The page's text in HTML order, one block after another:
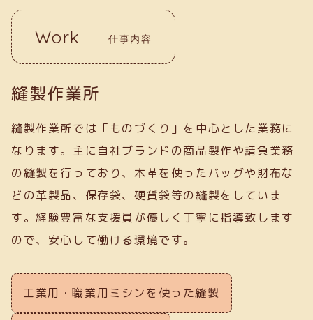
Work 仕事内容
縫製作業所
縫製作業所では「ものづくり」を中心とした業務に
なります。主に自社ブランドの商品製作や請負業務
の縫製を行っており、本革を使ったバッグや財布な
どの革製品、保存袋、硬貨袋等の縫製をしていま
す。経験豊富な支援員が優しく丁寧に指導致します
ので、安心して働ける環境です。
工業用・職業用ミシンを使った縫製